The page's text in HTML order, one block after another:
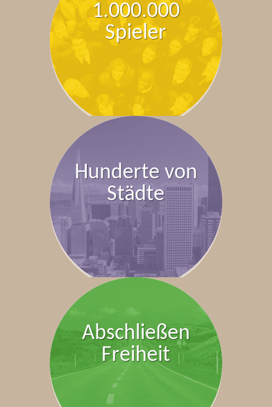
1.000.000
Spieler
Hunderte von
Städte
Abschließen
Freiheit